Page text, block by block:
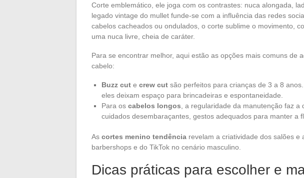
Corte emblemático, ele joga com os contrastes: nuca alongada,
legado vintage do mullet funde-se com a influência das redes
cabelos cacheados ou ondulados, o corte sublime o movimento,
uma nuca livre, cheia de caráter.
Para se encontrar melhor, aqui estão as opções mais comuns de
cabelo:
Buzz cut e crew cut são perfeitos para crianças de 3 a 8
eles deixam espaço para brincadeiras e espontaneidade.
Para os cabelos longos , a regularidade da manutenção faz a
cuidados desembaraçantes, gestos adequados para manter a
As cortes menino tendência revelam a criatividade dos salões e
barbershops e do TikTok no cenário masculino.
Dicas práticas para escolher e